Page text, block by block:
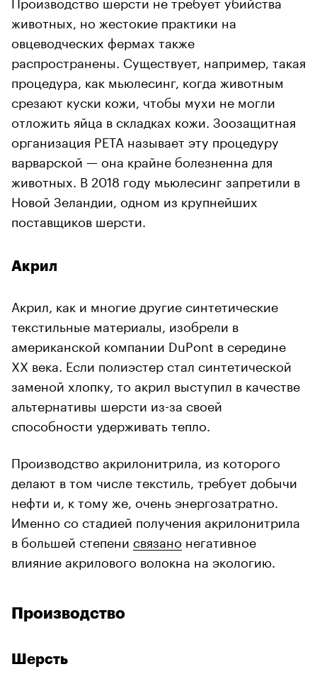
животных, но жестокие практики на
овцеводческих фермах также
распространены. Существует, например, такая
процедура, как мьюлесинг, когда животным
срезают куски кожи, чтобы мухи не могли
отложить яйца в складках кожи. Зоозащитная
организация PETA называет эту процедуру
варварской — она крайне болезненна для
животных. В 2018 году мьюлесинг запретили в
Новой Зеландии, одном из крупнейших
поставщиков шерсти.
Акрил
Акрил, как и многие другие синтетические
текстильные материалы, изобрели в
американской компании DuPont в середине
XX века. Если полиэстер стал синтетической
заменой хлопку, то акрил выступил в качестве
альтернативы шерсти из-за своей
способности удерживать тепло.
Производство акрилонитрила, из которого
делают в том числе текстиль, требует добычи
нефти и, к тому же, очень энергозатратно.
Именно со стадией получения акрилонитрила
в большей степени связано негативное
влияние акрилового волокна на экологию.
Производство
Шерсть